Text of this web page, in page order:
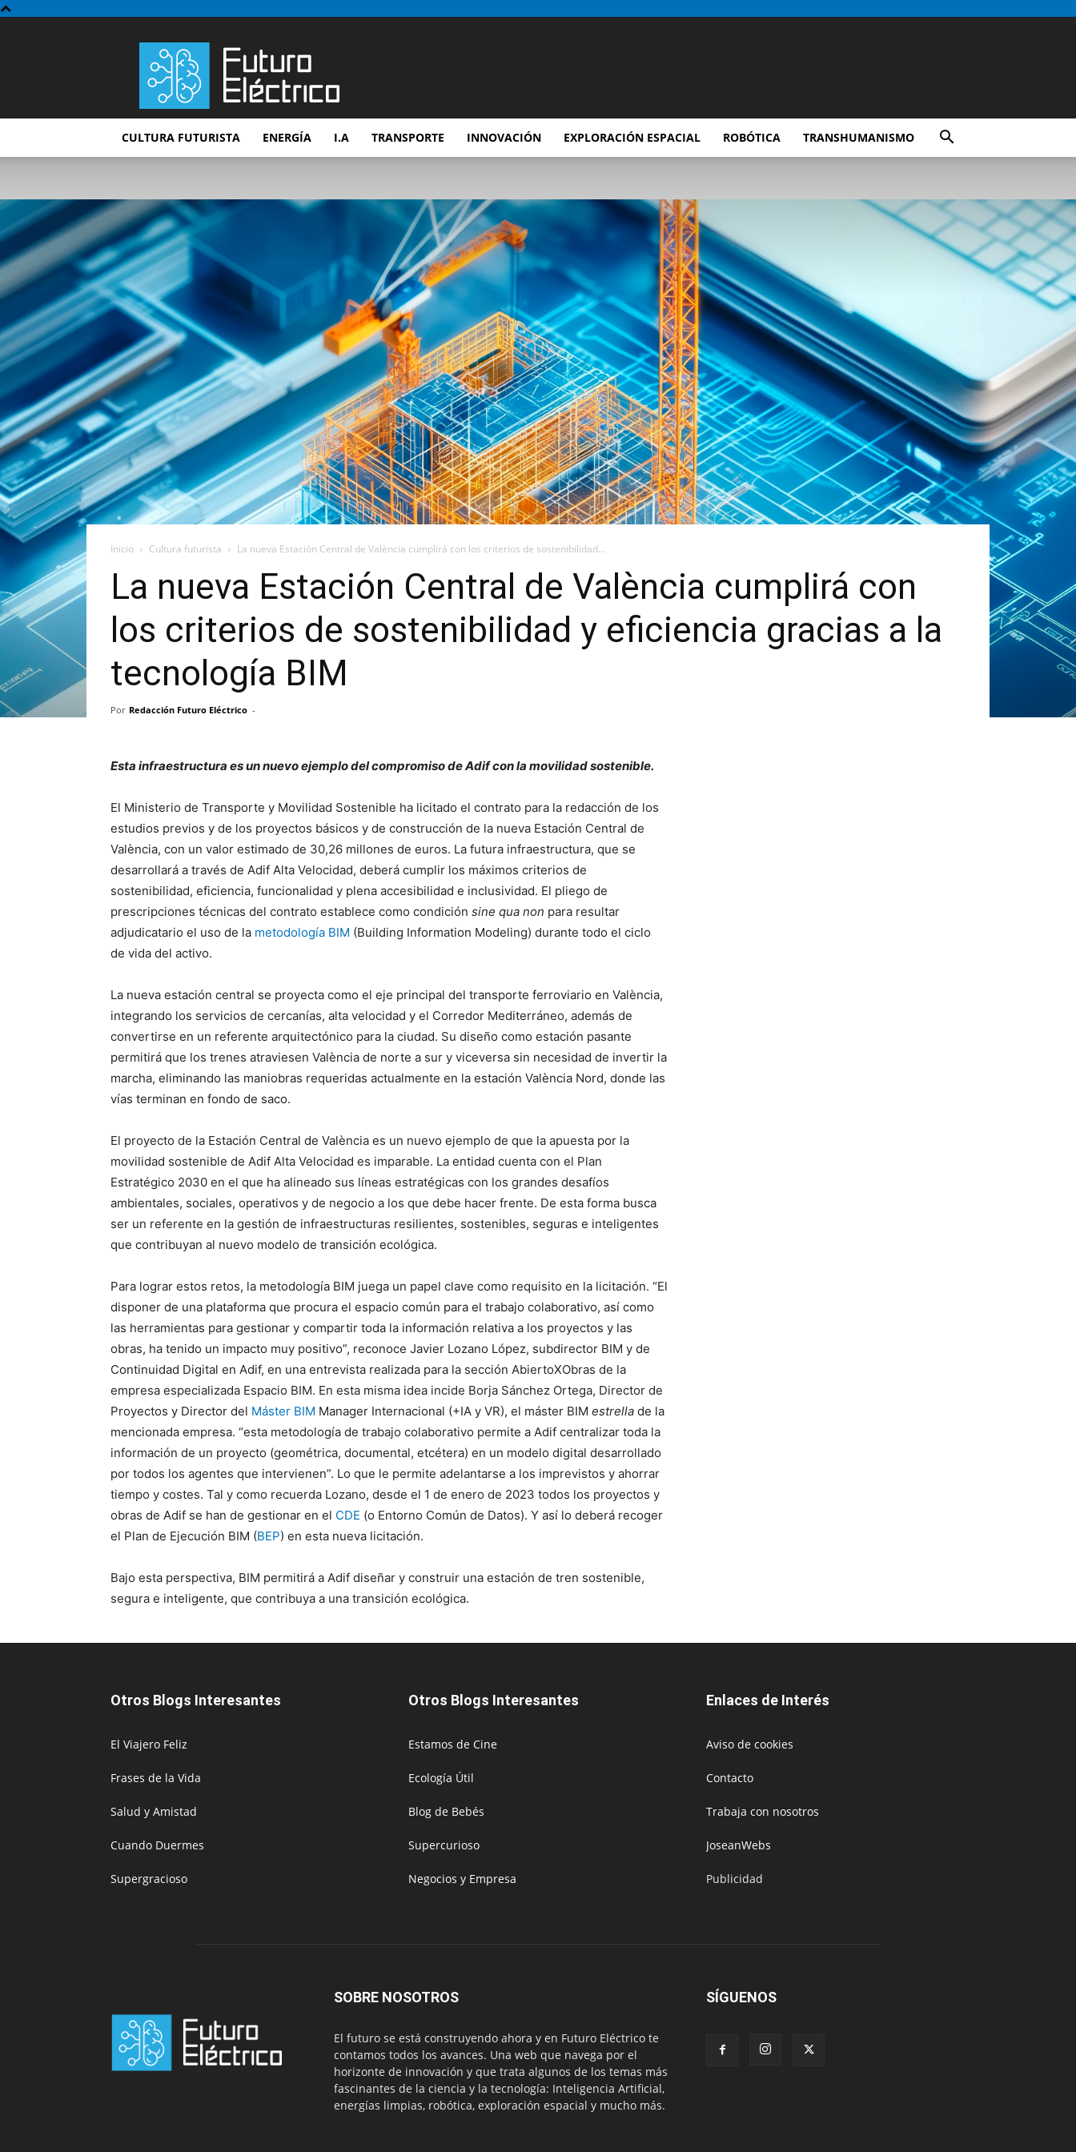
Futuro
Electrico
CULTURA FUTURISTA ENERGÍA I.A TRANSPORTE INNOVACIÓN EXPLORACIÓN ESPACIAL ROBÓTICA TRANSHUMANISMO
Inicio Cultura futurista La nueva Estación Central de València cumplirá con los criterios de sostenibilidad...
La nueva Estación Central de València cumplirá con
los criterios de sostenibilidad y eficiencia gracias a la
tecnología BIM
Por Redacción Futuro Eléctrico -
Esta infraestructura es un nuevo ejemplo del compromiso de Adif con la movilidad sostenible.
El Ministerio de Transporte y Movilidad Sostenible ha licitado el contrato para la redacción de los
estudios previos y de los proyectos básicos y de construcción de la nueva Estación Central de
València, con un valor estimado de 30,26 millones de euros. La futura infraestructura, que se
desarrollará a través de Adif Alta Velocidad, deberá cumplir los máximos criterios de
sostenibilidad, eficiencia, funcionalidad y plena accesibilidad e inclusividad. El pliego de
prescripciones técnicas del contrato establece como condición sine qua non para resultar
adjudicatario el uso de la metodología BIM (Building Information Modeling) durante todo el ciclo
de vida del activo.
La nueva estación central se proyecta como el eje principal del transporte ferroviario en València,
integrando los servicios de cercanías, alta velocidad y el Corredor Mediterráneo, además de
convertirse en un referente arquitectónico para la ciudad. Su diseño como estación pasante
permitirá que los trenes atraviesen València de norte a sur y viceversa sin necesidad de invertir la
marcha, eliminando las maniobras requeridas actualmente en la estación València Nord, donde las
vías terminan en fondo de saco.
El proyecto de la Estación Central de València es un nuevo ejemplo de que la apuesta por la
movilidad sostenible de Adif Alta Velocidad es imparable. La entidad cuenta con el Plan
Estratégico 2030 en el que ha alineado sus líneas estratégicas con los grandes desafíos
ambientales, sociales, operativos y de negocio a los que debe hacer frente. De esta forma busca
ser un referente en la gestión de infraestructuras resilientes, sostenibles, seguras e inteligentes
que contribuyan al nuevo modelo de transición ecológica.
Para lograr estos retos, la metodología BIM juega un papel clave como requisito en la licitación. “El
disponer de una plataforma que procura el espacio común para el trabajo colaborativo, así como
las herramientas para gestionar y compartir toda la información relativa a los proyectos y las
obras, ha tenido un impacto muy positivo”, reconoce Javier Lozano López, subdirector BIM y de
Continuidad Digital en Adif, en una entrevista realizada para la sección AbiertoXObras de la
empresa especializada Espacio BIM. En esta misma idea incide Borja Sánchez Ortega, Director de
Proyectos y Director del Máster BIM Manager Internacional (+IA y VR), el máster BIM estrella de la
mencionada empresa. “esta metodología de trabajo colaborativo permite a Adif centralizar toda la
información de un proyecto (geométrica, documental, etcétera) en un modelo digital desarrollado
por todos los agentes que intervienen”. Lo que le permite adelantarse a los imprevistos y ahorrar
tiempo y costes. Tal y como recuerda Lozano, desde el 1 de enero de 2023 todos los proyectos y
obras de Adif se han de gestionar en el CDE (o Entorno Común de Datos). Y así lo deberá recoger
el Plan de Ejecución BIM (BEP) en esta nueva licitación.
Bajo esta perspectiva, BIM permitirá a Adif diseñar y construir una estación de tren sostenible,
segura e inteligente, que contribuya a una transición ecológica.
Otros Blogs Interesantes
El Viajero Feliz
Frases de la Vida
Salud y Amistad
Cuando Duermes
Supergracioso
Otros Blogs Interesantes
Estamos de Cine
Ecología Útil
Blog de Bebés
Supercurioso
Negocios y Empresa
Enlaces de Interés
Aviso de cookies
Contacto
Trabaja con nosotros
JoseanWebs
Publicidad
SOBRE NOSOTROS
El futuro se está construyendo ahora y en Futuro Eléctrico te
contamos todos los avances. Una web que navega por el
horizonte de innovación y que trata algunos de los temas más
fascinantes de la ciencia y la tecnología: Inteligencia Artificial,
energías limpias, robótica, exploración espacial y mucho más.
SÍGUENOS